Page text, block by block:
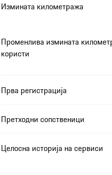
Измината километража
Променлива измината
користи
Прва регистрација
Претходни сопственици
Целосна историја на сервиси